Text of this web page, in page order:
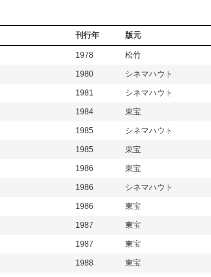
刊行年 版元
1978 松竹
1980 シネマハウト
1981 シネマハウト
1984 東宝
1985 シネマハウト
1985 東宝
1986 東宝
1986 シネマハウト
1986 東宝
1987 東宝
1987 東宝
1988 東宝